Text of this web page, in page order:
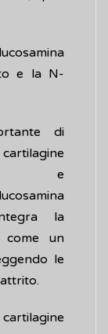
e la N-
di
e
la
come un
le